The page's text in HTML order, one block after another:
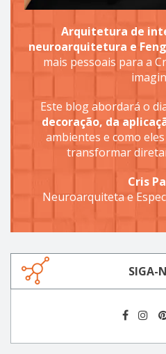
Arquitetura de
neuroarquitetura e
mais pessoais para a
Este blog abordará o
decoração, da
ambientes e como
transformar
Cris
Neuroarquiteta e
SIGA-